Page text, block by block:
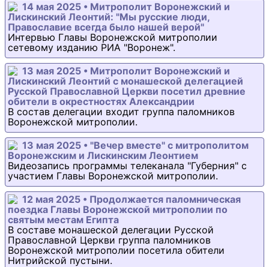
14 мая 2025 • Митрополит Воронежский и
Лискинский Леонтий: "Мы русские люди,
Православие всегда было нашей верой"
Интервью Главы Воронежской митрополии
сетевому изданию РИА "Воронеж".
13 мая 2025 • Митрополит Воронежский и
Лискинский Леонтий с монашеской делегацией
Русской Православной Церкви посетил древние
обители в окрестностях Александрии
В состав делегации входит группа паломников
Воронежской митрополии.
13 мая 2025 • "Вечер вместе" с митрополитом
Воронежским и Лискинским Леонтием
Видеозапись программы телеканала "Губерния" с
участием Главы Воронежской митрополии.
12 мая 2025 • Продолжается паломническая
поездка Главы Воронежской митрополии по
святым местам Египта
В составе монашеской делегации Русской
Православной Церкви группа паломников
Воронежской митрополии посетила обители
Нитрийской пустыни.